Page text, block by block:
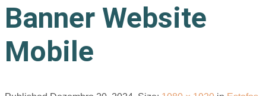
Banner Website
Mobile